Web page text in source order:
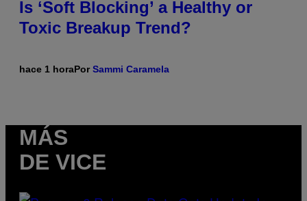
Is ‘Soft Blocking’ a Healthy or
Toxic Breakup Trend?
hace 1 horaPorSammi Caramela
MÁS
DE VICE